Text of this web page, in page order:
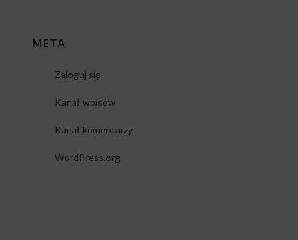
META
Zaloguj się
Kanał wpisów
Kanał komentarzy
WordPress.org